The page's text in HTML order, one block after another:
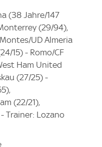
(38 Jahre/147
(29/94),
UD Almeria
15) - Romo/CF
Ham United
(27/25) -
(22/21),
Trainer: Lozano